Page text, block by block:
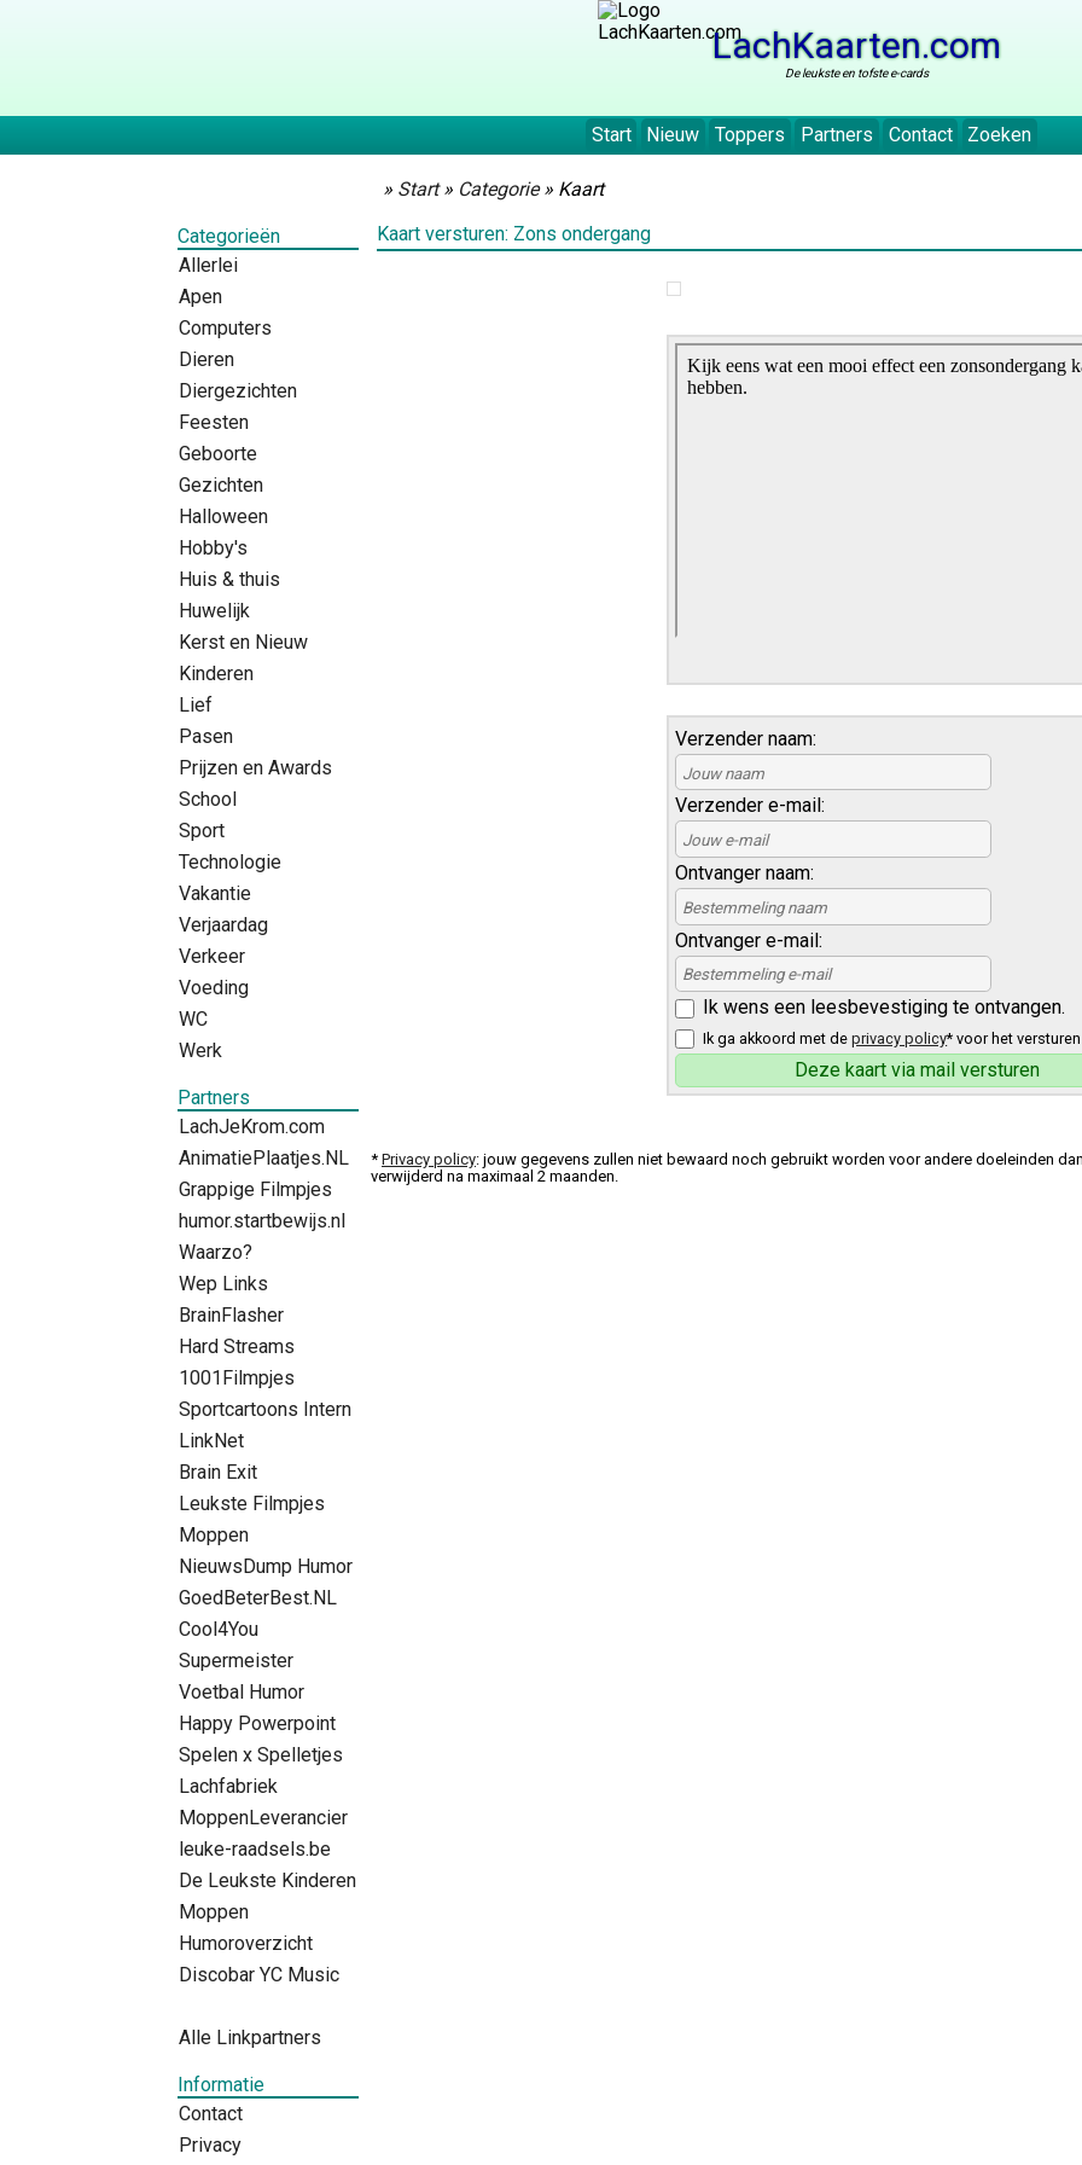
LachKaarten.com
De leukste en tofste e-cards
Start Nieuw Toppers Partners Contact Zoeken
Categorieën
Allerlei
Apen
Computers
Dieren
Diergezichten
Feesten
Geboorte
Gezichten
Halloween
Hobby's
Huis & thuis
Huwelijk
Kerst en Nieuw
Kinderen
Lief
Pasen
Prijzen en Awards
School
Sport
Technologie
Vakantie
Verjaardag
Verkeer
Voeding
WC
Werk
Partners
LachJeKrom.com
AnimatiePlaatjes.NL
Grappige Filmpjes
humor.startbewijs.nl
Waarzo?
Wep Links
BrainFlasher
Hard Streams
1001Filmpjes
Sportcartoons Intern
LinkNet
Brain Exit
Leukste Filmpjes
Moppen
NieuwsDump Humor
GoedBeterBest.NL
Cool4You
Supermeister
Voetbal Humor
Happy Powerpoint
Spelen x Spelletjes
Lachfabriek
MoppenLeverancier
leuke-raadsels.be
De Leukste Kinderen
Moppen
Humoroverzicht
Discobar YC Music
Alle Linkpartners
Informatie
Contact
Privacy
» Start» Categorie» Kaart
Kaart versturen: Zons ondergang
Verzender naam:
Verzender e-mail:
Ontvanger naam:
Ontvanger e-mail:
Ik wens een leesbevestiging te ontvangen.
Ik ga akkoord met deprivacy policy* voor het
* Privacy policy: jouw gegevens zullen niet bewaard noch gebruikt worden voor andere doeleinden
verwijderd na maximaal 2 maanden.